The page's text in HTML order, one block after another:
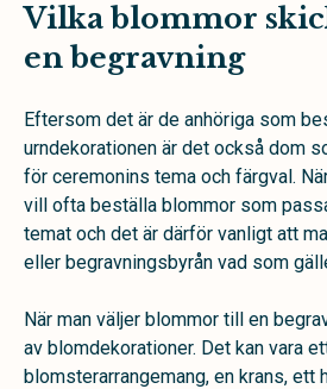
Vilka blommor
en begravning
Eftersom det är de anhöriga som
urndekorationen är det också dom
för ceremonins tema och färgval.
vill ofta beställa blommor som
temat och det är därför vanligt att
eller begravningsbyrån vad som
När man väljer blommor till en
av blomdekorationer. Det kan vara
blomsterarrangemang, en krans, ett